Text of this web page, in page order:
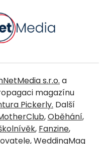
s.r.o. a
magazínu
Pickerly. Další
,Oběhání,
, Fanzine,
,WeddingMag